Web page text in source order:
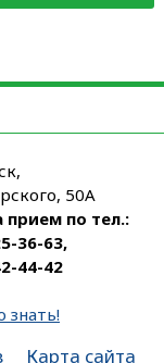
50А
прием по тел.:
36-63,
44-42
знать!
Карта сайта